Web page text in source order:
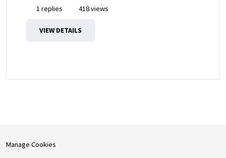
1 replies
418 views
VIEW DETAILS
Manage Cookies